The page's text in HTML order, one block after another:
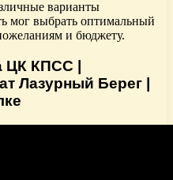
варианты
мог выбрать оптимальный
и бюджету.
ЦК КПСС |
Лазурный Берег |